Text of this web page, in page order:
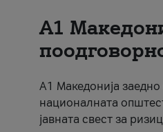
A1
A1 Македонија
националната
јавната свест за